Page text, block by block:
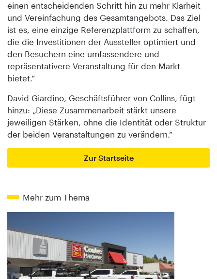
einen entscheidenden Schritt hin zu mehr Klarheit
und Vereinfachung des Gesamtangebots. Das Ziel
ist es, eine einzige Referenzplattform zu schaffen,
die die Investitionen der Aussteller optimiert und
den Besuchern eine umfassendere und
repräsentativere Veranstaltung für den Markt
bietet.“
David Giardino, Geschäftsführer von Collins, fügt
hinzu: „Diese Zusammenarbeit stärkt unsere
jeweiligen Stärken, ohne die Identität oder Struktur
der beiden Veranstaltungen zu verändern.“
Zur Startseite
Mehr zum Thema